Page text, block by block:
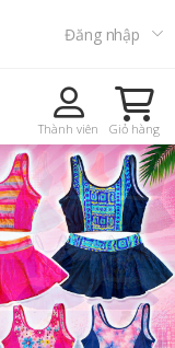
Đăng nhập
Thành viên Giỏ hàng